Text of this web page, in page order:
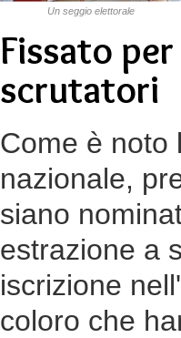
Un seggio elettorale
Fissato
scrutatori
Come è noto
nazionale,
siano
estrazione a
iscrizione
coloro che